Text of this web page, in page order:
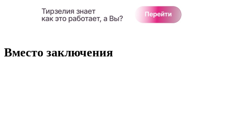
Вместо заключения